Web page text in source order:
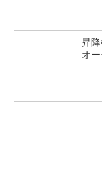
昇
オ